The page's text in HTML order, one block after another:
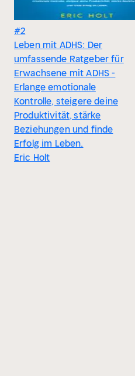
#2
Leben mit ADHS: Der
umfassende Ratgeber für
Erwachsene mit ADHS -
Erlange emotionale
Kontrolle, steigere deine
Produktivität, stärke
Beziehungen und finde
Erfolg im Leben.
Eric Holt